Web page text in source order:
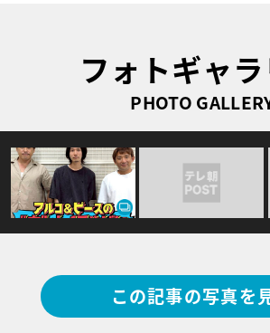
フォトギャ
PHOTO
この記事の写真を